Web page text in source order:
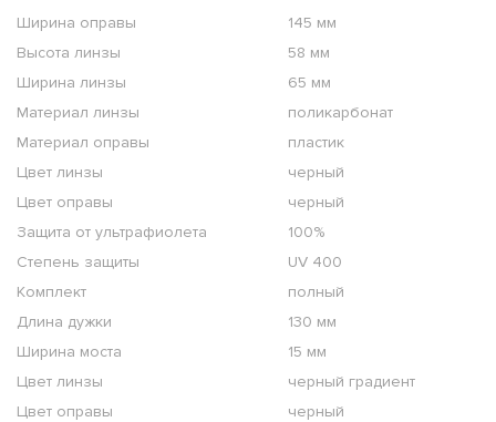
Ширина оправы
145 мм
Высота линзы
58 мм
Ширина линзы
65 мм
Материал линзы
поликарбонат
Материал оправы
пластик
Цвет линзы
черный
Цвет оправы
черный
Защита от ультрафиолета
100%
Степень защиты
UV 400
Комплект
полный
Длина дужки
130 мм
Ширина моста
15 мм
Цвет линзы
черный градиент
Цвет оправы
черный